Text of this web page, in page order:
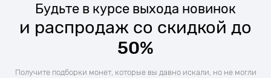
Будьте в курсе выхода новинок
и распродаж со скидкой до
50%
Получите подборки монет, которые вы давно искали, но не могли